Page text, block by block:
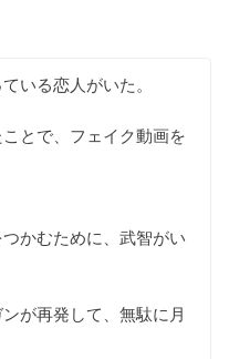
いる恋人がいた。
とで、フェイク動画を
かむために、武智がい
が再発して、無駄に月